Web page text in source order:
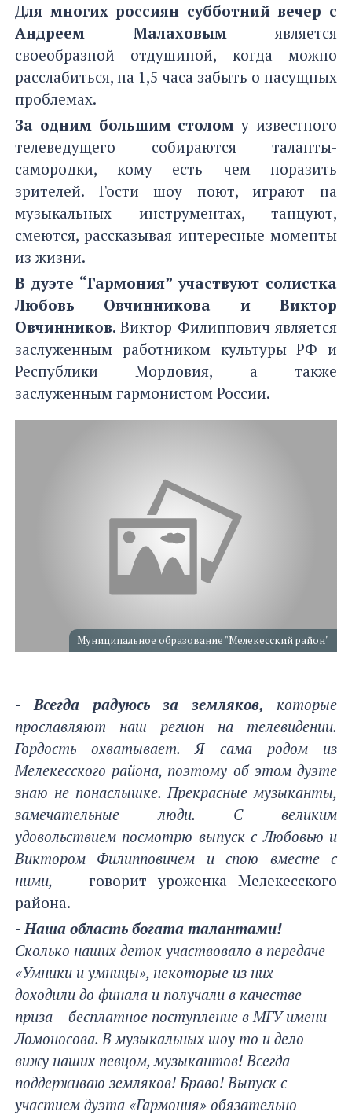
Для многих россиян субботний вечер с
Андреем Малаховымявляется
своеобразной отдушиной, когда можно
расслабиться, на 1,5 часа забыть о насущных
проблемах.
За одним большим столому известного
телеведущего собираются таланты-
самородки, кому есть чем поразить
зрителей. Гости шоу поют, играют на
музыкальных инструментах, танцуют,
смеются, рассказывая интересные моменты
из жизни.
В дуэте “Гармония” участвуют солистка
Любовь Овчинникова и Виктор
Овчинников.Виктор Филиппович является
заслуженным работником культуры РФ и
Республики Мордовия, а также
заслуженным гармонистом России.
Муниципальное образование "Мелекесский район"
- Всегда радуюсь за земляков, которые
прославляют наш регион на телевидении.
Гордость охватывает. Я сама родом из
Мелекесского района, поэтому об этом дуэте
знаю не понаслышке. Прекрасные музыканты,
замечательные люди. С великим
удовольствием посмотрю выпуск с Любовью и
Виктором Филипповичем и спою вместе с
ними, - говорит уроженка Мелекесского
района.
- Наша область богата талантами!
Сколько наших деток участвовало в передаче
«Умники и умницы», некоторые из них
доходили до финала и получали в качестве
приза – бесплатное поступление в МГУ имени
Ломоносова. В музыкальных шоу то и дело
вижу наших певцом, музыкантов! Всегда
поддерживаю земляков! Браво! Выпуск с
участием дуэта «Гармония» обязательно